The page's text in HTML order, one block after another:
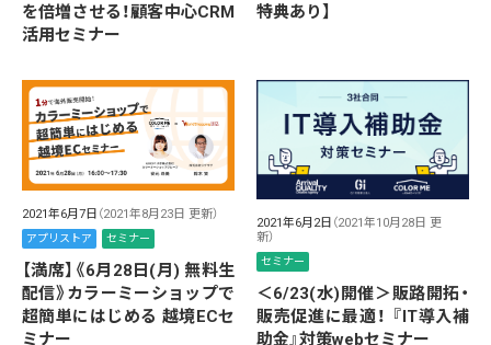
を倍増させる！顧客中心CRM
活用セミナー
特典あり】
2021年6月7日 （2021年8月23日 更新）
アプリストア セミナー
【満席】《6月28日(月) 無料生
配信》カラーミーショップで
超簡単にはじめる 越境ECセ
ミナー
2021年6月2日 （2021年10月28日 更
新）
セミナー
＜6/23(水)開催＞販路開拓・
販売促進に最適！ 『IT導入補
助金』対策webセミナー